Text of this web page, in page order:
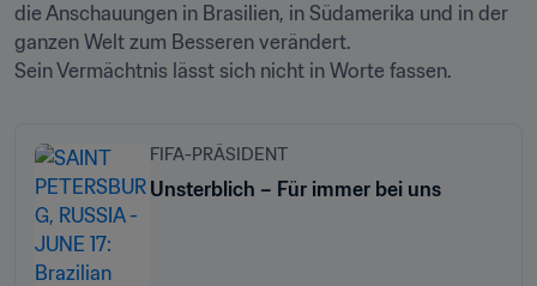
die Anschauungen in Brasilien, in Südamerika und in der
ganzen Welt zum Besseren verändert.
Sein Vermächtnis lässt sich nicht in Worte fassen.
FIFA-PRÄSIDENT
Unsterblich – Für immer bei uns